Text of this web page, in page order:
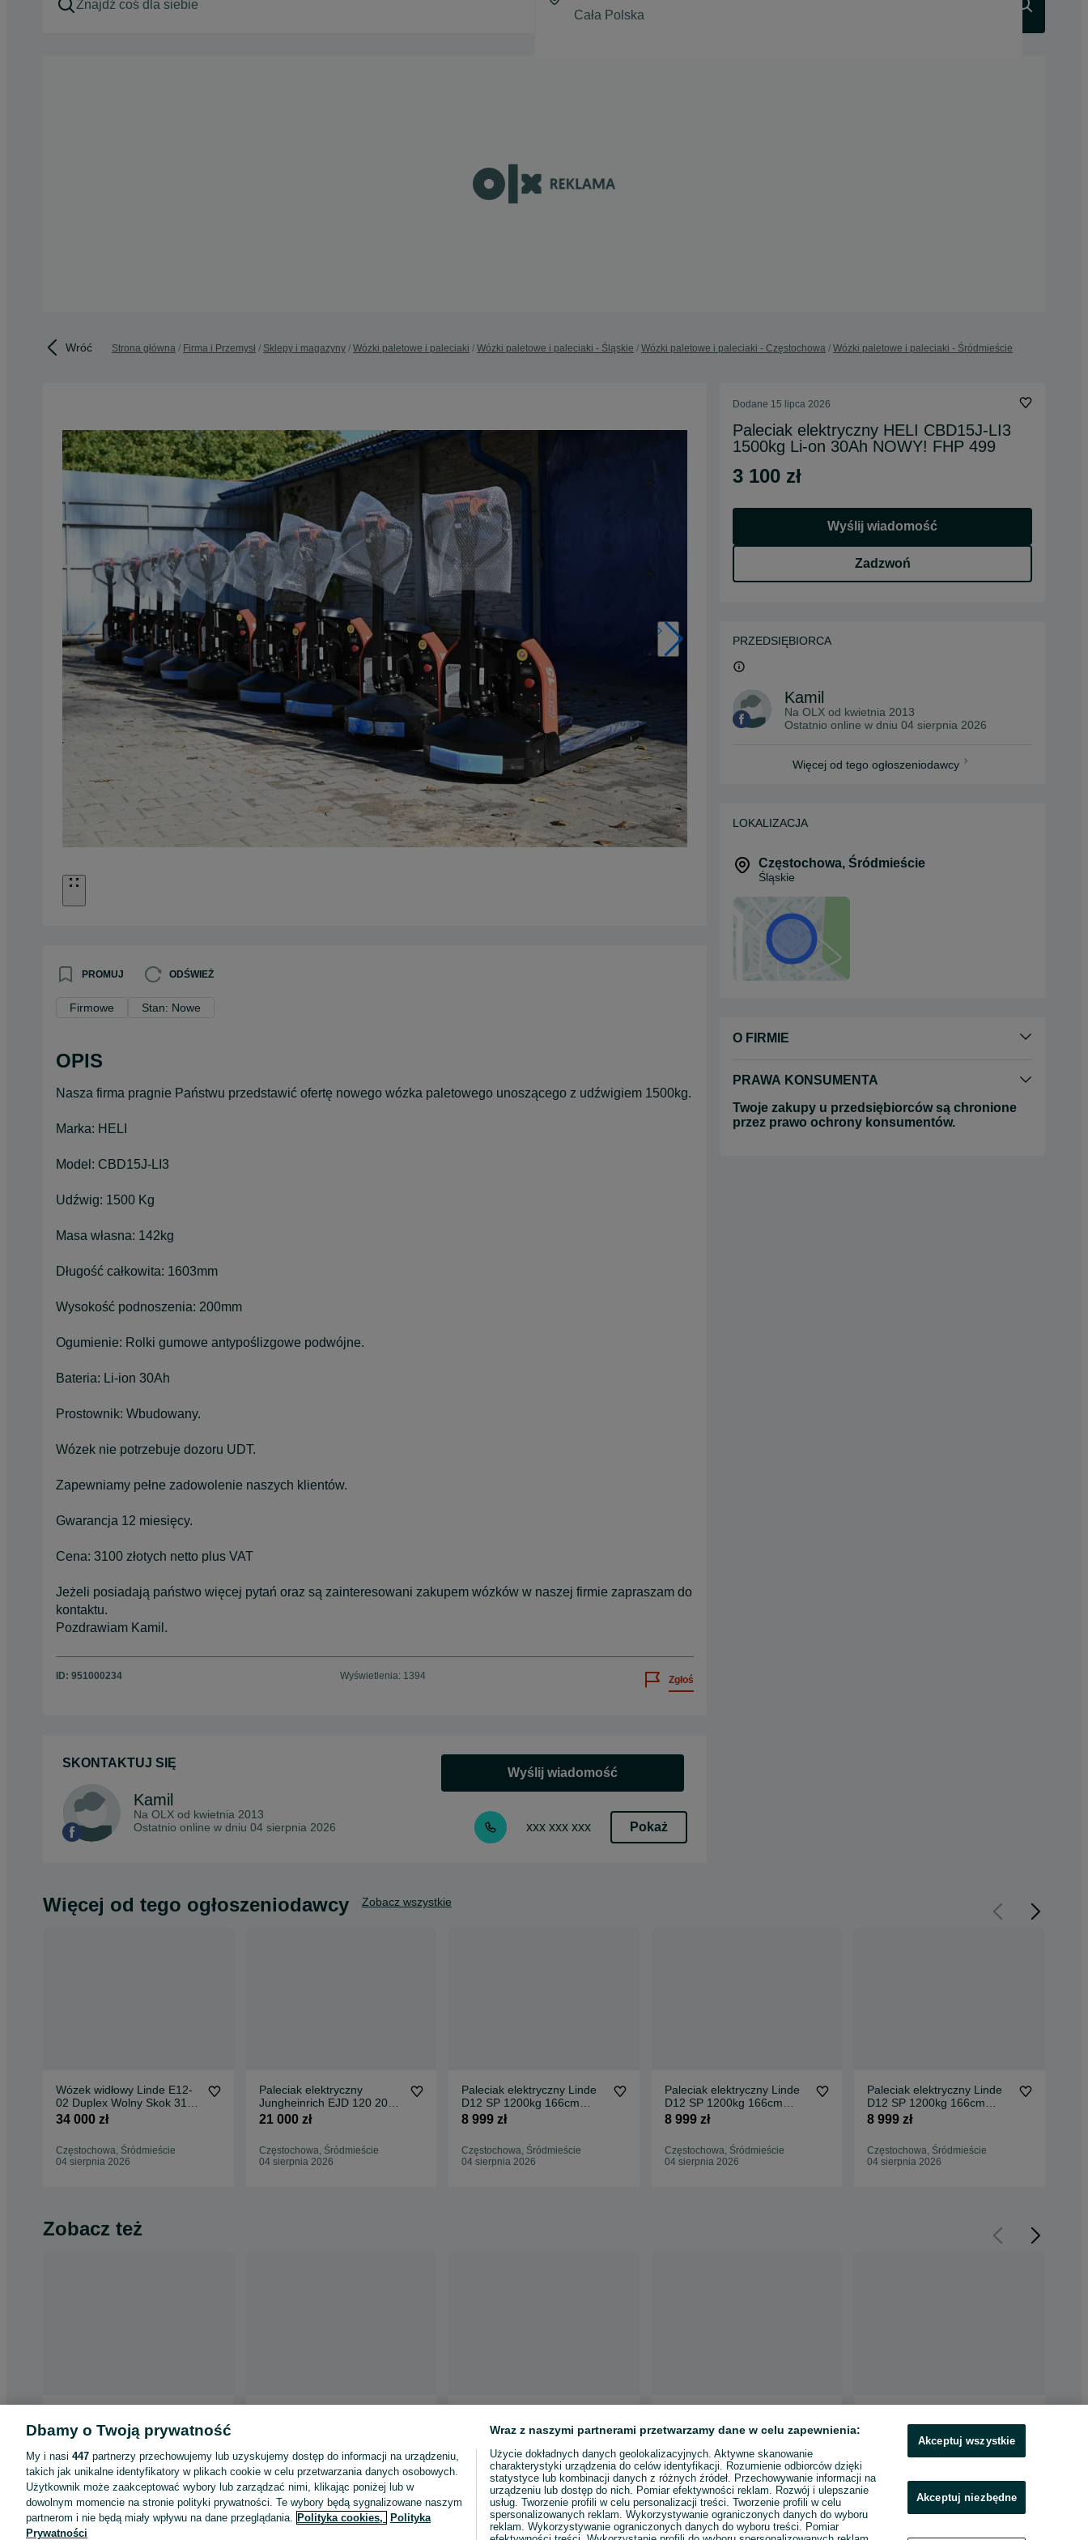
Wróć Strona główna Firma i Przemysł Sklepy i magazyny Wózki paletowe i paleciaki Wózki paletowe i paleciaki - Śląskie Wózki paletowe i paleciaki - Częstochowa Wózki paletowe i paleciaki - Śródmieście
PROMUJ ODŚWIEŻ
Firmowe Stan: Nowe
OPIS
Nasza firma pragnie Państwu przedstawić ofertę nowego wózka paletowego unoszącego z udźwigiem 1500kg.
Marka: HELI
Model: CBD15J-LI3
Udźwig: 1500 Kg
Masa własna: 142kg
Długość całkowita: 1603mm
Wysokość podnoszenia: 200mm
Ogumienie: Rolki gumowe antypoślizgowe podwójne.
Bateria: Li-ion 30Ah
Prostownik: Wbudowany.
Wózek nie potrzebuje dozoru UDT.
Zapewniamy pełne zadowolenie naszych klientów.
Gwarancja 12 miesięcy.
Cena: 3100 złotych netto plus VAT
Jeżeli posiadają państwo więcej pytań oraz są zainteresowani zakupem wózków w naszej firmie zapraszam do
kontaktu.
Pozdrawiam Kamil.
ID: 951000234 Wyświetlenia: 1394 Zgłoś
SKONTAKTUJ SIĘ
Kamil
Na OLX od kwietnia 2013
Ostatnio online w dniu 04 sierpnia 2026
Wyślij wiadomość
xxx xxx xxx Pokaż
Dodane 15 lipca 2026
Paleciak elektryczny HELI CBD15J-LI3
1500kg Li-on 30Ah NOWY! FHP 499
3 100 zł
Wyślij wiadomość
Zadzwoń
PRZEDSIĘBIORCA
Kamil
Na OLX od kwietnia 2013
Ostatnio online w dniu 04 sierpnia 2026
Więcej od tego ogłoszeniodawcy
LOKALIZACJA
Częstochowa, Śródmieście
Śląskie
O FIRMIE
PRAWA KONSUMENTA
Twoje zakupy u przedsiębiorców są chronione
przez prawo ochrony konsumentów.
Więcej od tego ogłoszeniodawcy Zobacz wszystkie
Wózek widłowy Linde E12-
02 Duplex Wolny Skok 315
cm 2019 rok Tylko 1007mth
34 000 zł
Częstochowa, Śródmieście
04 sierpnia 2026
Paleciak elektryczny
Jungheinrich EJD 120 2025
rok Nowy 2mth Wstępne
21 000 zł
Częstochowa, Śródmieście
04 sierpnia 2026
Paleciak elektryczny Linde
D12 SP 1200kg 166cm
2023rok Rydwan FHP 516
8 999 zł
Częstochowa, Śródmieście
04 sierpnia 2026
Paleciak elektryczny Linde
D12 SP 1200kg 166cm
2023rok Rydwan FHP 517
8 999 zł
Częstochowa, Śródmieście
04 sierpnia 2026
Paleciak elektryczny Linde
D12 SP 1200kg 166cm
2023rok Rydwan FHP 515
8 999 zł
Częstochowa, Śródmieście
04 sierpnia 2026
Zobacz też
CBD15J- LI3 NOWY!
udźwig 1500KG widły 1150
mm bateria + prostownik w
ZESTAWIE!
Pyskowice
Odświeżono dnia 04 sierpnia 2026
Rzeszów
03 sierpnia 2026
paletowy 1500kg 115cm
Rzeszów
Odświeżono dnia 26 lipca 2026
LHE Toro 130 na samochód
2022 r lekki paleciak
Katowice, Załęże
Odświeżono dnia 29 lipca 2026
Elektryczny F4 1500kg
Widły L-800 Mały Zwrotny
Rzeszów
07 lipca 2026
Dbamy o Twoją prywatność
My i nasi 447 partnerzy przechowujemy lub uzyskujemy dostęp do informacji na urządzeniu,
takich jak unikalne identyfikatory w plikach cookie w celu przetwarzania danych osobowych.
Użytkownik może zaakceptować wybory lub zarządzać nimi, klikając poniżej lub w
dowolnym momencie na stronie polityki prywatności. Te wybory będą sygnalizowane naszym
partnerom i nie będą miały wpływu na dane przeglądania. Polityka cookies,
Polityka
Prywatności
Wraz z naszymi partnerami przetwarzamy dane w celu zapewnienia:
Użycie dokładnych danych geolokalizacyjnych. Aktywne skanowanie
charakterystyki urządzenia do celów identyfikacji. Rozumienie odbiorców dzięki
statystyce lub kombinacji danych z różnych źródeł. Przechowywanie informacji na
urządzeniu lub dostęp do nich. Pomiar efektywności reklam. Rozwój i ulepszanie
usług. Tworzenie profili w celu personalizacji treści. Tworzenie profili w celu
spersonalizowanych reklam. Wykorzystywanie ograniczonych danych do wyboru
reklam. Wykorzystywanie ograniczonych danych do wyboru treści. Pomiar
Akceptuj wszystkie
Akceptuj niezbędne